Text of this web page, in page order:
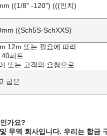
((1/8" -120") (((인치)
((Sch5S-SchXXS)
12m 또는 필요에 따라
피트
또는 고객의 요청으로
굽은
가요?
무역 회사입니다. 우리는 합금